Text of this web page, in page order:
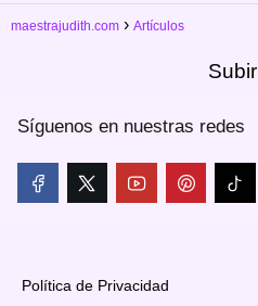
maestrajudith.com Artículos
Subir
Síguenos en nuestras redes
Política de Privacidad